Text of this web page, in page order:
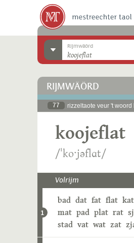
Rijmwäörd
RIJMWÄÖRD
77 rizzeltaote veur 't woord
koojeflat
/ˈkoˑjəflɑt/
Volrijm
1
bad dat fat flat kat
mat pad plat rat
stad vat wat zat